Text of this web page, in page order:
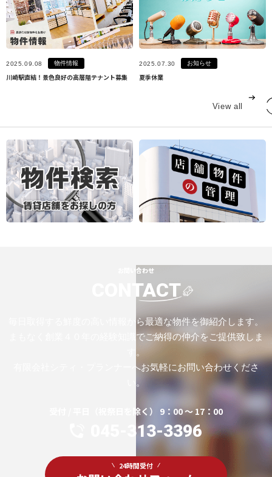
2025.09.08 物件情報
川崎駅直結！景色良好の高層階テナント募集
2025.07.30 お知らせ
夏季休業
View all
お問い合わせ
CONTACT
毎日取得する鮮度の高い情報から最適な物件を御紹介します。
まもなく創業４０年の経験知識でご納得の仲介をご提供致しま
す。
有限会社シティ・プランナーへお気軽にお問い合わせくださ
い。
受付 / 平日（祝祭日を除く） 9：00 ～ 17：00
045-313-3396
24時間受付